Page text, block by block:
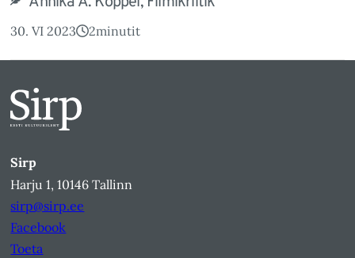
30. VI 2023 2minutit
Sirp
Harju 1, 10146 Tallinn
sirp@sirp.ee
Facebook
Toeta